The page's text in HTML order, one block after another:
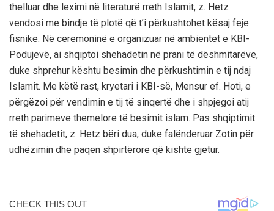
thelluar dhe leximi në literaturë rreth Islamit, z. Hetz
vendosi me bindje të plotë që t’i përkushtohet kësaj feje
fisnike. Në ceremoninë e organizuar në ambientet e KBI-
Podujevë, ai shqiptoi shehadetin në prani të dëshmitarëve,
duke shprehur kështu besimin dhe përkushtimin e tij ndaj
Islamit. Me këtë rast, kryetari i KBI-së, Mensur ef. Hoti, e
përgëzoi për vendimin e tij të sinqertë dhe i shpjegoi atij
rreth parimeve themelore të besimit islam. Pas shqiptimit
të shehadetit, z. Hetz bëri dua, duke falënderuar Zotin për
udhëzimin dhe paqen shpirtërore që kishte gjetur.